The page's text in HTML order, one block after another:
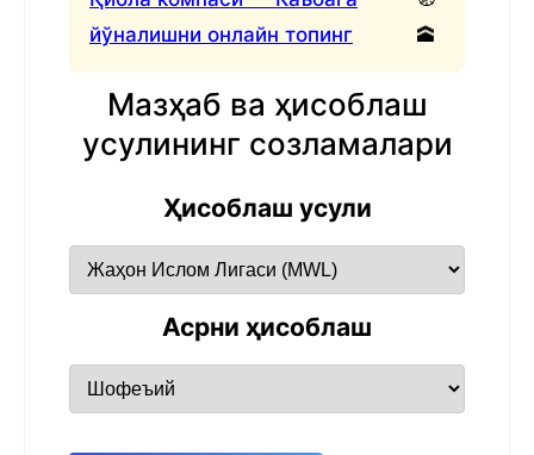
йўналишни онлайн топинг
🕋
Мазҳаб ва ҳисоблаш
усулининг созламалари
Ҳисоблаш усули
Асрни ҳисоблаш